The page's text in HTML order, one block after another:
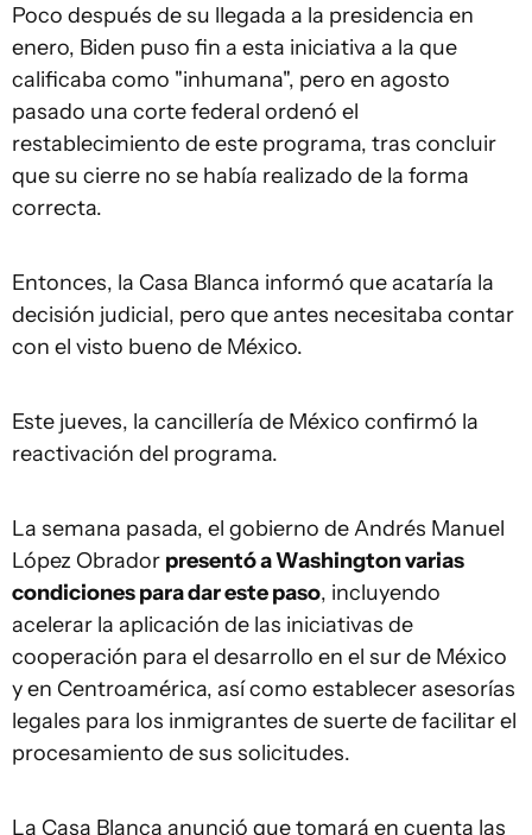
Poco después de su llegada a la presidencia en
enero, Biden puso fin a esta iniciativa a la que
calificaba como "inhumana", pero en agosto
pasado una corte federal ordenó el
restablecimiento de este programa, tras concluir
que su cierre no se había realizado de la forma
correcta.
Entonces, la Casa Blanca informó que acataría la
decisión judicial, pero que antes necesitaba contar
con el visto bueno de México.
Este jueves, la cancillería de México confirmó la
reactivación del programa.
La semana pasada, el gobierno de Andrés Manuel
López Obrador presentó a Washington varias
condiciones para dar este paso, incluyendo
acelerar la aplicación de las iniciativas de
cooperación para el desarrollo en el sur de México
y en Centroamérica, así como establecer asesorías
legales para los inmigrantes de suerte de facilitar el
procesamiento de sus solicitudes.
La Casa Blanca anunció que tomará en cuenta las